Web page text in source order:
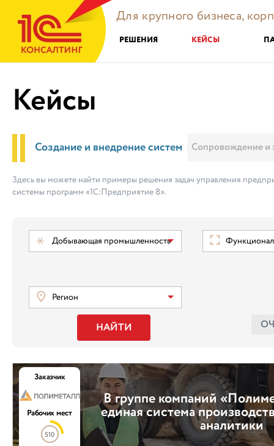
Для крупного бизнеса,
РЕШЕНИЯ КЕЙСЫ
Кейсы
Создание и внедрение систем Сопровождение и
Здесь вы можете найти примеры решения задач управления
системы программ «1С:Предприятие 8».
Добывающая промышленность
Регион
НАЙТИ
В группе компаний
единая система
аналитики
Заказчик
Рабочих мест
510